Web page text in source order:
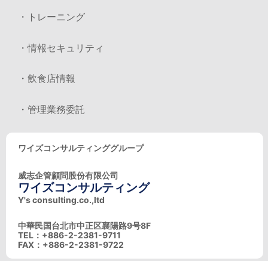
・トレーニング
・情報セキュリティ
・飲食店情報
・管理業務委託
ワイズコンサルティンググループ
威志企管顧問股份有限公司
ワイズコンサルティング
Y's consulting.co.,ltd
中華民国台北市中正区襄陽路9号8F
TEL：+886-2-2381-9711
FAX：+886-2-2381-9722